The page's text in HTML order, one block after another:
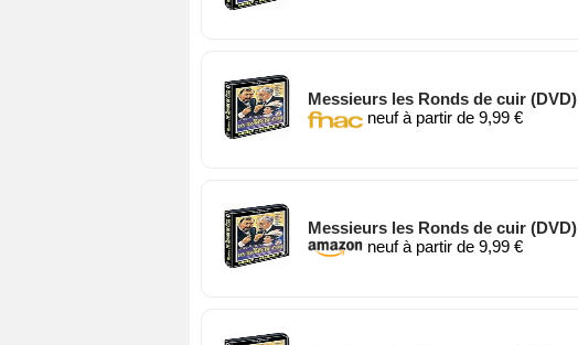
Messieurs les Ronds de cuir (DVD)
neuf à partir de 9,99 €
Messieurs les Ronds de cuir (DVD)
neuf à partir de 9,99 €